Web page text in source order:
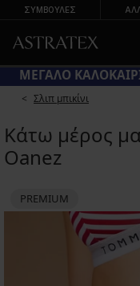
ΣΥΜΒΟΥΛΕΣ
ΜΕΓΑΛΟ
Σλιπ μπικίνι
Κάτω μέρος
Oanez
PREMIUM